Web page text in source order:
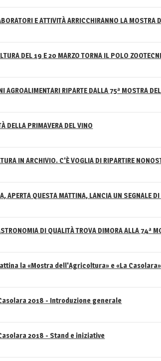
E ATTIVITÀ ARRICCHIRANNO LA MOSTRA
DEL 19 E 20 MARZO TORNA IL POLO
AGROALIMENTARI RIPARTE DALLA 75ª MOSTRA
DELLA PRIMAVERA DEL VINO
IN ARCHIVIO. C'È VOGLIA DI RIPARTIRE
APERTA QUESTA MATTINA, LANCIA UN SEGNALE
DI QUALITÀ TROVA DIMORA ALLA 74ª
la «Mostra dell'Agricoltura» e «La Casolara»
2018 - Introduzione generale
2018 - Stand e iniziative